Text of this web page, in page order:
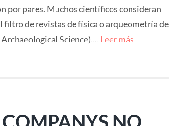
por pares. Muchos científicos consideran
filtro de revistas de física o arqueometría de
Science).…Leer más
NO